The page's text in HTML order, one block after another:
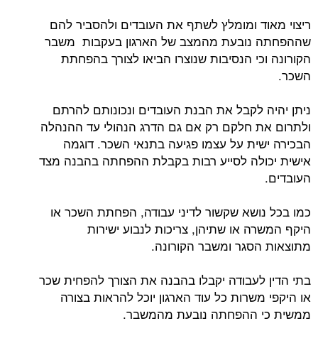
ריצוי מאוד ומומלץ לשתף את העובדים ולהסביר להם
שההפחתה נובעת מהמצב של הארגון בעקבות משבר
הקורונה וכי הנסיבות שנוצרו הביאו לצורך בהפחתת
השכר.
ניתן יהיה לקבל את הבנת העובדים ונכונותם להרתם
ולתרום את חלקם רק אם גם הדרג הנהולי עד ההנהלה
הבכירה ישית על עצמו פגיעה בתנאי השכר. דוגמה
אישית יכולה לסייע רבות בקבלת ההפחתה בהבנה מצד
העובדים.
כמו בכל נושא שקשור לדיני עבודה, הפחתת השכר או
היקף המשרה או שתיהן, צריכות לנבוע ישירות
מתוצאות הסגר ומשבר הקורונה.
בתי הדין לעבודה יקבלו בהבנה את הצורך להפחית שכר
או היקפי משרות כל עוד הארגון יוכל להראות בצורה
ממשית כי ההפחתה נובעת מהמשבר.